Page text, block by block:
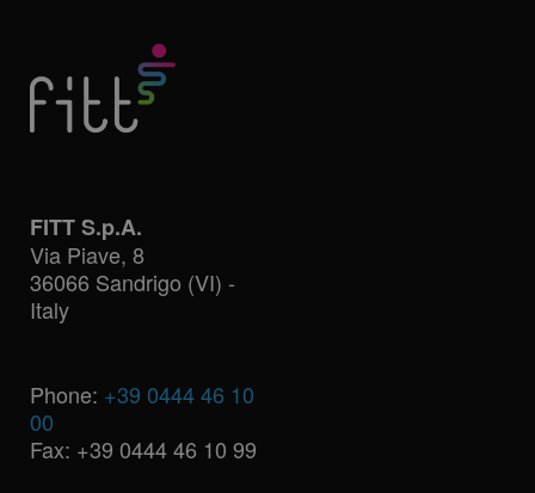
FITT S.p.A.
Via Piave, 8
36066 Sandrigo (VI) -
Italy
Phone: +39 0444 46 10
00
Fax: +39 0444 46 10 99